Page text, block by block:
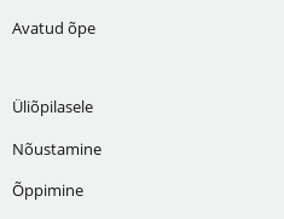
Avatud õpe
Üliõpilasele
Nõustamine
Õppimine